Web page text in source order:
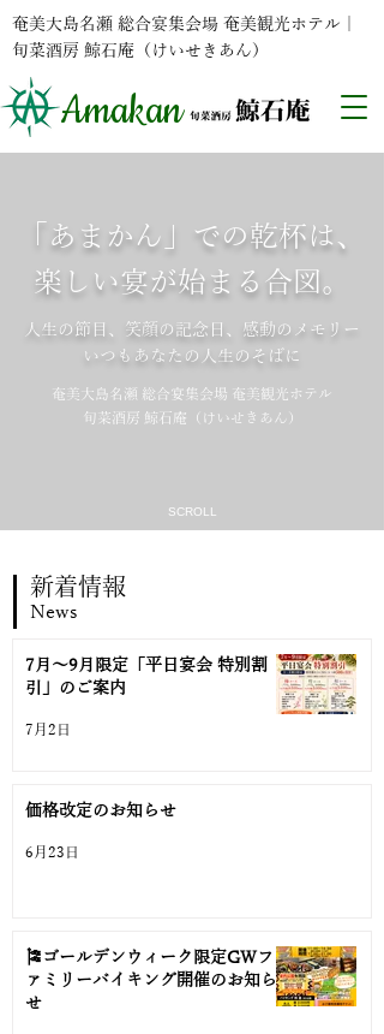
Amakan
奄美大島名瀬 総合宴集会場 奄美観光ホテル｜
旬菜酒房 鯨石庵（けいせきあん）
「あまかん」での乾杯は、
楽しい宴が始まる合図。
人生の節目、笑顔の記念日、感動のメモリー
​いつもあなたの人生のそばに
奄美大島名瀬 総合宴集会場 奄美観光ホテル
旬菜酒房 鯨石庵（けいせきあん）
SCROLL
新着情報
News
7月〜9月限定「平日宴会 特別割
引」のご案内
7月2日
価格改定のお知らせ
6月23日
🎏ゴールデンウィーク限定GWフ
ァミリーバイキング開催のお知ら
せ